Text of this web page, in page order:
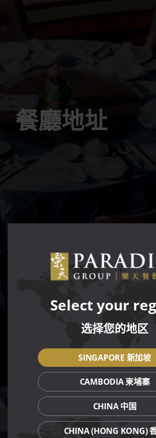
餐廳地址
Select your
选择您的地区
SINGAPORE 新加坡
CAMBODIA 柬埔寨
CHINA 中国
CHINA (HONG KONG)